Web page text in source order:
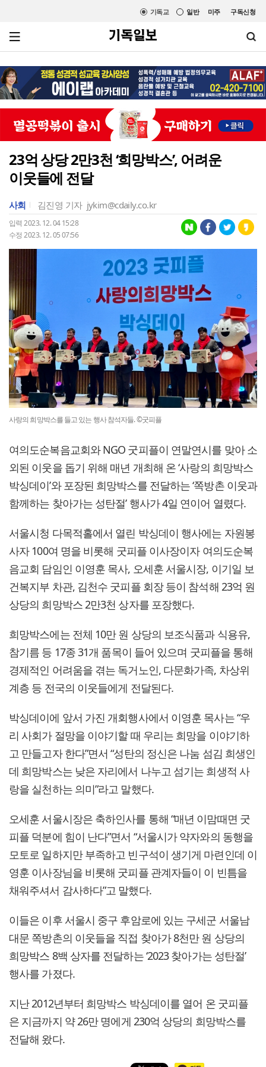
미주 구독신청
일반
기독교
23억 상당 2만3천 ‘희망박스’, 어려운
이웃들에 전달
사회 김진영 기자 jykim@cdaily.co.kr
입력 2023. 12. 04 15:28
수정 2023. 12. 05 07:56
사랑의 희망박스를 들고 있는 행사 참석자들. ©굿피플
여의도순복음교회와 NGO 굿피플이 연말연시를 맞아 소
외된 이웃을 돕기 위해 매년 개최해 온 ‘사랑의 희망박스
박싱데이’와 포장된 희망박스를 전달하는 ‘쪽방촌 이웃과
함께하는 찾아가는 성탄절’ 행사가 4일 연이어 열렸다.
서울시청 다목적홀에서 열린 박싱데이 행사에는 자원봉
사자 100여 명을 비롯해 굿피플 이사장이자 여의도순복
음교회 담임인 이영훈 목사, 오세훈 서울시장, 이기일 보
건복지부 차관, 김천수 굿피플 회장 등이 참석해 23억 원
상당의 희망박스 2만3천 상자를 포장했다.
희망박스에는 전체 10만 원 상당의 보조식품과 식용유,
참기름 등 17종 31개 품목이 들어 있으며 굿피플을 통해
경제적인 어려움을 겪는 독거노인, 다문화가족, 차상위
계층 등 전국의 이웃들에게 전달된다.
박싱데이에 앞서 가진 개회행사에서 이영훈 목사는 “우
리 사회가 절망을 이야기할 때 우리는 희망을 이야기하
고 만들고자 한다”면서 “성탄의 정신은 나눔 섬김 희생인
데 희망박스는 낮은 자리에서 나누고 섬기는 희생적 사
랑을 실천하는 의미”라고 말했다.
오세훈 서울시장은 축하인사를 통해 “매년 이맘때면 굿
피플 덕분에 힘이 난다”면서 “서울시가 약자와의 동행을
모토로 일하지만 부족하고 빈구석이 생기게 마련인데 이
영훈 이사장님을 비롯해 굿피플 관계자들이 이 빈틈을
채워주셔서 감사하다”고 말했다.
이들은 이후 서울시 중구 후암로에 있는 구세군 서울남
대문 쪽방촌의 이웃들을 직접 찾아가 8천만 원 상당의
희망박스 8백 상자를 전달하는 ‘2023 찾아가는 성탄절’
행사를 가졌다.
지난 2012년부터 희망박스 박싱데이를 열어 온 굿피플
은 지금까지 약 26만 명에게 230억 상당의 희망박스를
전달해 왔다.